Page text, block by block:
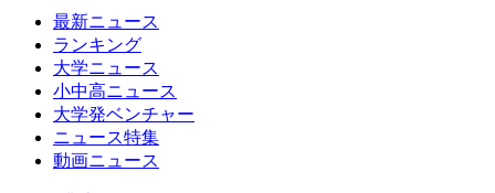
最新ニュース
ランキング
大学ニュース
小中高ニュース
大学発ベンチャー
ニュース特集
動画ニュース